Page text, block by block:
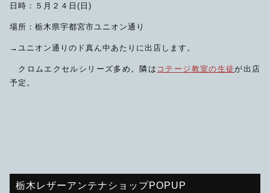
日時：５月２４日(日)
場所：栃木県宇都宮市ユニオン通り
→ユニオン通りのド真ん中あたりに出店します。
クロムエクセルシリーズ多め。隣は コテージ教室の生徒が出店
予定。
栃木レザーアンテナショップPOPUP